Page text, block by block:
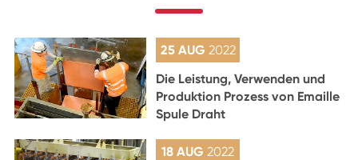
25 AUG 2022
Die Leistung, Verwenden und
Produktion Prozess von Emaille
Spule Draht
18 AUG 2022